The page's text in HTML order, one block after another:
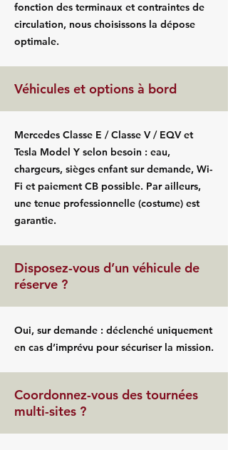
fonction des terminaux et contraintes de
circulation, nous choisissons la dépose
optimale.
Véhicules et options à bord
Mercedes Classe E / Classe V / EQV et
Tesla Model Y selon besoin : eau,
chargeurs, sièges enfant sur demande, Wi-
Fi et paiement CB possible. Par ailleurs,
une tenue professionnelle (costume) est
garantie.
Disposez-vous d’un véhicule de
réserve ?
Oui, sur demande : déclenché uniquement
en cas d’imprévu pour sécuriser la mission.
Coordonnez-vous des tournées
multi-sites ?